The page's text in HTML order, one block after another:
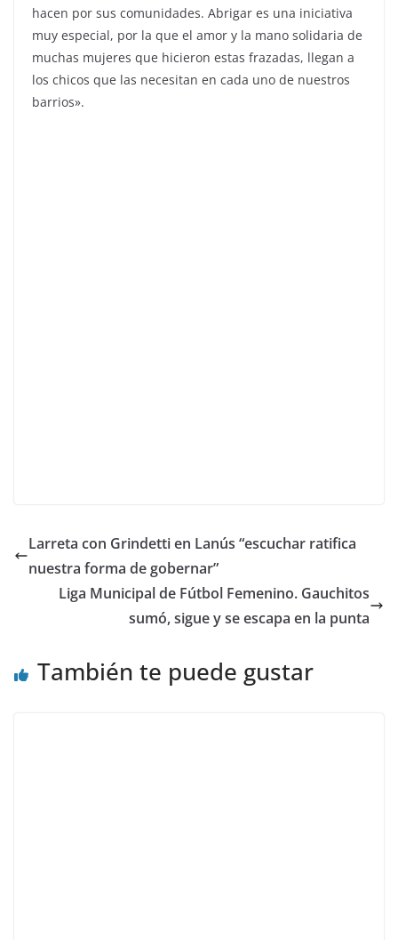
hacen por sus comunidades. Abrigar es una iniciativa
muy especial, por la que el amor y la mano solidaria de
muchas mujeres que hicieron estas frazadas, llegan a
los chicos que las necesitan en cada uno de nuestros
barrios».
Larreta con Grindetti en Lanús “escuchar ratifica
nuestra forma de gobernar”
Liga Municipal de Fútbol Femenino. Gauchitos
sumó, sigue y se escapa en la punta
También te puede gustar